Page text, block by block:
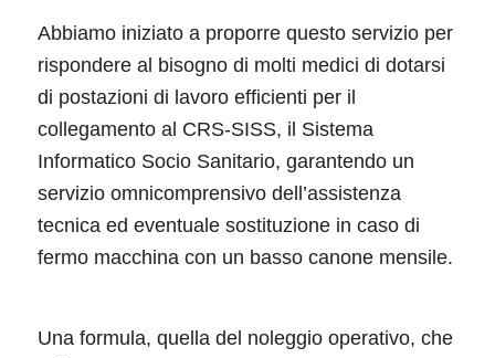
Abbiamo iniziato a proporre questo servizio per
rispondere al bisogno di molti medici di dotarsi
di postazioni di lavoro efficienti per il
collegamento al CRS-SISS, il Sistema
Informatico Socio Sanitario, garantendo un
servizio omnicomprensivo dell’assistenza
tecnica ed eventuale sostituzione in caso di
fermo macchina con un basso canone mensile.
Una formula, quella del noleggio operativo, che